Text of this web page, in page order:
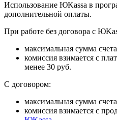
Использование ЮKаssа в
дополнительной оплаты.
При работе без договора с
максимальная сумма
комиссия взимается с
менее 30 руб.
С договором:
максимальная сумма
комиссия взимается с